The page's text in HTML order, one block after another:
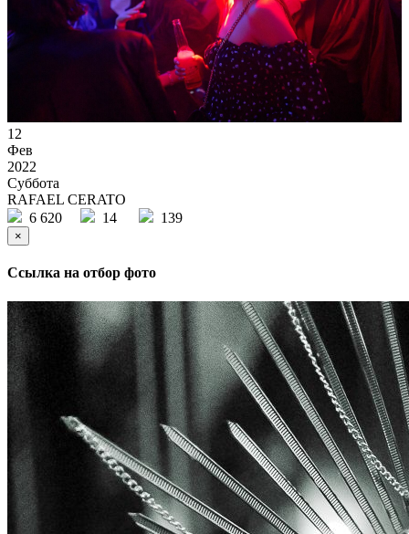
12
Фев
2022
Суббота
RAFAEL CERATO
6 620
14 139
×
Ссылка на отбор фото